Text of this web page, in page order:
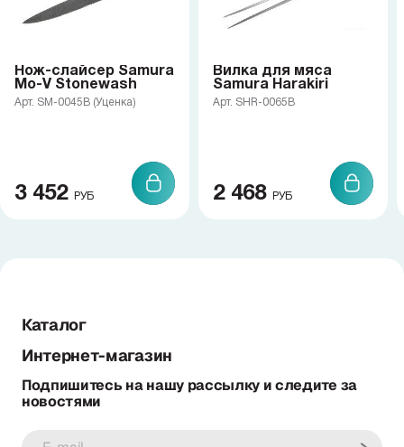
Нож-слайсер Samura
Mo-V Stonewash
Арт. SM-0045B (Уценка)
3 452 РУБ
Вилка для мяса
Samura Harakiri
Арт. SHR-0065B
2 468 РУБ
Каталог
Интернет-магазин
Подпишитесь на нашу рассылку и следите за
новостями